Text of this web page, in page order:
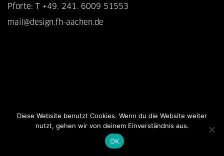
Pforte: T +49. 241. 6009 51553
mail@design.fh-aachen.de
Diese Website benutzt Cookies. Wenn du die Website weiter
nutzt, gehen wir von deinem Einverständnis aus.
OK